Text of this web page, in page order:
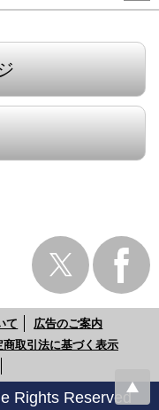
て
広告のご案内
商取引法に基づく表示
Rights Reserved